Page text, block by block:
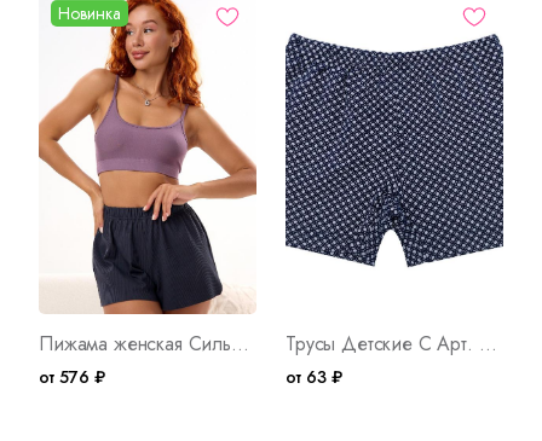
Новинка
Пижама женская Сильфида Л Арт. 10498
от 576 ₽
Трусы Детские С Арт. 7395
от 63 ₽